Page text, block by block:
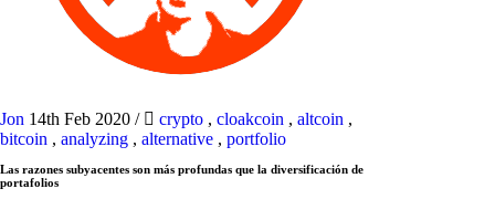
Jon 14th Feb 2020 / crypto , cloakcoin , altcoin ,
bitcoin , analyzing , alternative , portfolio
Las razones subyacentes son más profundas que la diversificación de
portafolios